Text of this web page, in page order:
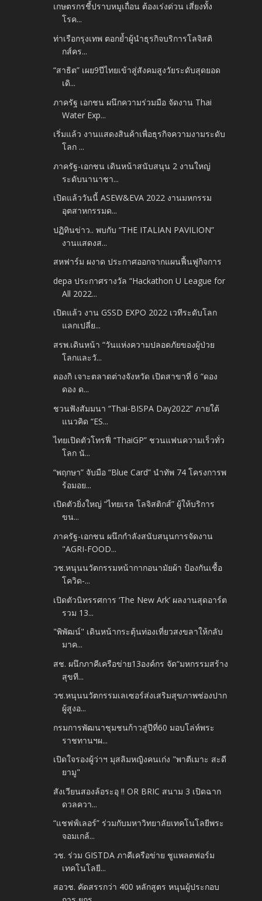
เกษตรกรชี้ปราบหมูเถื่อน ต้องเร่งด่วน เสี่ยงทั้ง
โรค...
ท่าเรือกรุงเทพ ตอกย้ำผู้นำธุรกิจบริการโลจิสติ
กส์คร...
“สาธิต” เผย9ปีไทยเข้าสู่สังคมสูงวัยระดับสุดยอด
เดิ...
ภาครัฐ เอกชน ผนึกความร่วมมือ จัดงาน Thai
Water Exp...
เริ่มแล้ว งานแสดงสินค้าเพื่อธุรกิจความงามระดับ
โลก ...
ภาครัฐ-เอกชน เดินหน้าสนับสนุน 2 งานใหญ่
ระดับนานาชา...
เปิดแล้ววันนี้ ASEW&EVA 2022 งานมหกรรม
อุตสาหกรรมด...
ปฏิทินข่าว.. พบกับ “THE ITALIAN PAVILION”
งานแสดงส...
สหฟาร์ม ผงาด ประกาศออกจากแผนฟื้นฟูกิจการ
depa ประกาศรางวัล “Hackathon U League for
All 2022...
เปิดแล้ว งาน GSSD EXPO 2022 เวทีระดับโลก
แลกเปลี่ย...
สรพ.เดินหน้า “วันแห่งความปลอดภัยของผู้ป่วย
โลกและวั...
ดองกิ เจาะตลาดต่างจังหวัด เปิดสาขาที่ 6 “ดอง
ดอง ด...
ชวนฟังสัมมนา “Thai-BISPA Day2022” ภายใต้
แนวคิด “ES...
ไทยเปิดตัวโทรฟี่ “ThaiGP” ชวนแฟนความเร็วทั่ว
โลก นั...
“พฤกษา” จับมือ “Blue Card” นำทัพ 74 โครงการพ
ร้อมอย...
เปิดตัวยิ่งใหญ่ “ไทยเรล โลจิสติกส์” ผู้ให้บริการ
ขน...
ภาครัฐ-เอกชน ผนึกกำลังสนับสนุนการจัดงาน
"AGRI-FOOD...
วช.หนุนนวัตกรรมหน้ากากอนามัยผ้า ป้องกันเชื้อ
โควิด-...
เปิดตัวนิทรรศการ ‘The New Ark’ ผลงานสุดอาร์ต
รวม 13...
"พิพัฒน์" เดินหน้ากระตุ้นท่องเที่ยวสงขลาให้กลับ
มาค...
สช. ผนึกภาคีเครือข่าย13องค์กร จัด“มหกรรมสร้าง
สุขที...
วช.หนุนนวัตกรรมเลเซอร์ส่งเสริมสุขภาพช่องปาก
ผู้สูงอ...
กรมการพัฒนาชุมชนก้าวสู่ปีที่60 มอบโล่ห์พระ
ราชทานฯผ...
เปิดใจรองผู้ว่าฯ มุสลิมหญิงคนเก่ง "พาตีเมาะ สะดี
ยามู"
สังเวียนสองล้อระอุ !! OR BRIC สนาม 3 เปิดฉาก
ดวลควา...
“แชฟฟ์เลอร์” ร่วมกับมหาวิทยาลัยเทคโนโลยีพระ
จอมเกล้...
วช. ร่วม GISTDA ภาคีเครือข่าย ชูแพลตฟอร์ม
เทคโนโลยี...
สอวช. คัดสรรกว่า 400 หลักสูตร หนุนผู้ประกอบ